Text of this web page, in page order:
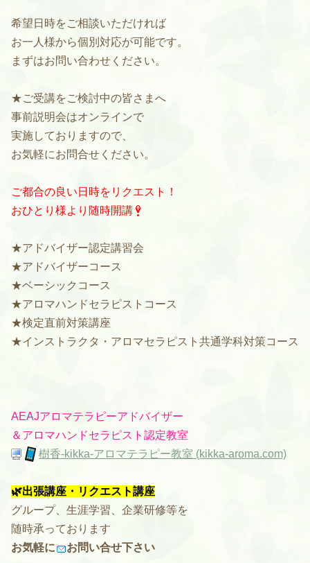
希望日時をご相談いただければ
お一人様から個別対応が可能です。
まずはお問い合わせください。
★ご受講をご検討中の皆さまへ
事前説明会はオンラインで
実施しておりますので、
お気軽にお問合せください。
ご都合の良い日時をリクエスト！
おひとり様より随時開講
★アドバイザー認定講習会
★アドバイザーコース
★ベーシックコース
★アロマハンドセラピストコース
★検定直前対策講座
★インストラクタ・アロマセラピスト共通学科対策コース
AEAJアロマテラピーアドバイザー
＆ アロマハンドセラピスト認定教室
樹香-kikka-アロマテラピー教室 (kikka-aroma.com)
🌿出張講座・リクエスト講座
グループ、生涯学習、企業研修等を
随時承っております
お気軽に
お問い合せ下さい